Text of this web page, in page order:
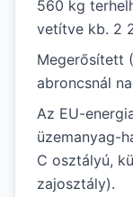
560 kg
vetítve kb. 2
Megerősített
abroncsnál
Az EU-
üzemanyag-
C osztályú,
zajosztály).